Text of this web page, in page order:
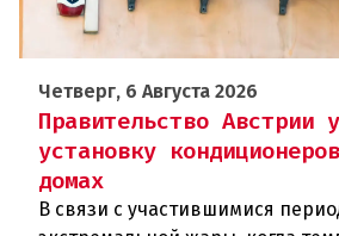
Четверг, 6 Августа 2026
Правительство Австрии
установку
домах
В связи с участившимися